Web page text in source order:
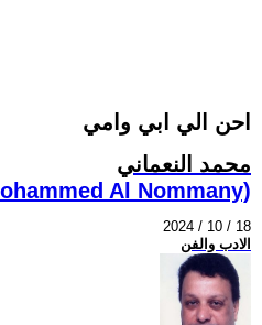
احن الي ابي وامي
محمد النعماني
Al Nommany)
2024 / 10 / 18
الادب والفن